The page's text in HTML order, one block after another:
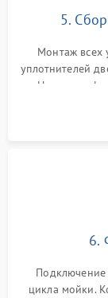
5.
Монтаж всех
уплотнителей
Надежная
сборка
6.
Подключение
цикла мойки.